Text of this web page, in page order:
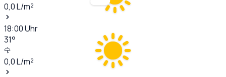
0,0L/m²
18:00Uhr
31°
0,0L/m²